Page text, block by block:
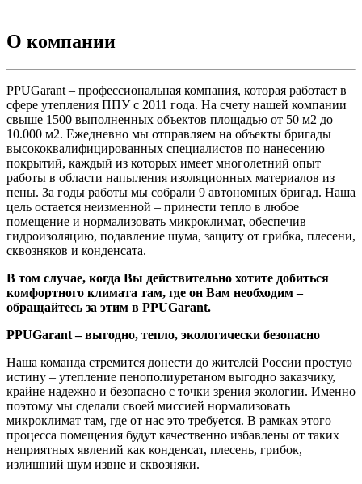
О компании
PPUGarant – профессиональная компания, которая работает в
сфере утепления ППУ с 2011 года. На счету нашей компании
свыше 1500 выполненных объектов площадью от 50 м2 до
10.000 м2. Ежедневно мы отправляем на объекты бригады
высококвалифицированных специалистов по нанесению
покрытий, каждый из которых имеет многолетний опыт
работы в области напыления изоляционных материалов из
пены. За годы работы мы собрали 9 автономных бригад. Наша
цель остается неизменной – принести тепло в любое
помещение и нормализовать микроклимат, обеспечив
гидроизоляцию, подавление шума, защиту от грибка, плесени,
сквозняков и конденсата.
В том случае, когда Вы действительно хотите добиться
комфортного климата там, где он Вам необходим –
обращайтесь за этим в PPUGarant.
PPUGarant – выгодно, тепло, экологически безопасно
Наша команда стремится донести до жителей России простую
истину – утепление пенополиуретаном выгодно заказчику,
крайне надежно и безопасно с точки зрения экологии. Именно
поэтому мы сделали своей миссией нормализовать
микроклимат там, где от нас это требуется. В рамках этого
процесса помещения будут качественно избавлены от таких
неприятных явлений как конденсат, плесень, грибок,
излишний шум извне и сквозняки.